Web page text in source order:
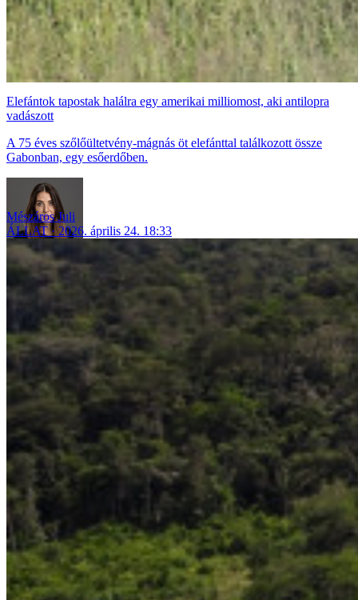
Elefántok tapostak halálra egy amerikai milliomost, aki antilopra
vadászott
A 75 éves szőlőültetvény-mágnás öt elefánttal találkozott össze
Gabonban, egy esőerdőben.
Mészáros Juli
ÁLLAT
2026. április 24. 18:33